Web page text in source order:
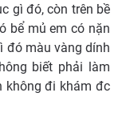
gì đó, còn trên bề
bể mủ em có nặn
đó màu vàng dính
biết phải làm
không đi khám đc